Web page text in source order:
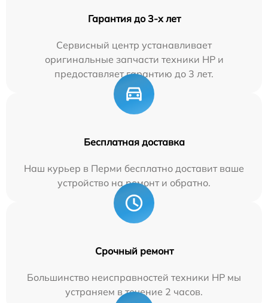
Гарантия до 3-х лет
Сервисный центр устанавливает
оригинальные запчасти техники HP и
предоставляет гарантию до 3 лет.
Бесплатная доставка
Наш курьер в Перми бесплатно доставит ваше
устройство на ремонт и обратно.
Срочный ремонт
Большинство неисправностей техники HP мы
устраняем в течение 2 часов.